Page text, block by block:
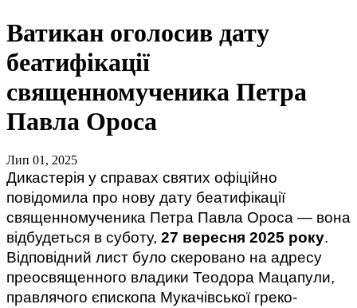
Ватикан оголосив дату
беатифікації
священномученика Петра
Павла Ороса
Лип 01, 2025
Дикастерія у справах святих офіційно
повідомила про нову дату беатифікації
священномученика Петра Павла Ороса — вона
відбудеться в суботу, 27 вересня 2025 року.
Відповідний лист було скеровано на адресу
преосвященного владики Теодора Мацапули,
правлячого єпископа Мукачівської греко-